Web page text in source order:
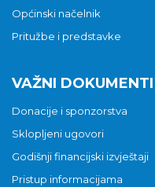
Općinski načelnik
Pritužbe i predstavke
VAŽNI DOKUMENTI
Donacije i sponzorstva
Sklopljeni ugovori
Godišnji financijski izvještaji
Pristup informacijama